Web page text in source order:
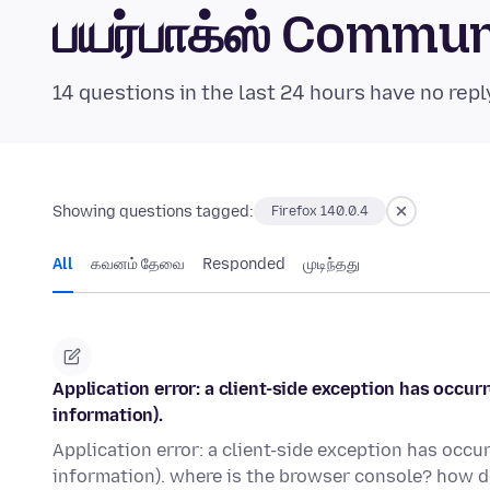
பயர்பாக்ஸ்
14 questions in the last 24 hours have no
Showing questions tagged: Firefox 140.0.4
All கவனம் தேவை Responded முடிந்தது
Application error: a client-side exception has
information).
Application error: a client-side exception has
information). where is the browser console? how